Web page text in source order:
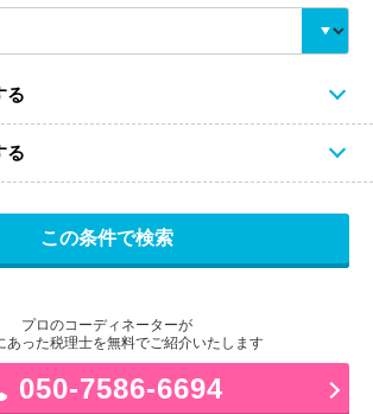
る
る
プロのコーディネーターが
あった税理士を無料でご紹介いたします
050-7586-6694